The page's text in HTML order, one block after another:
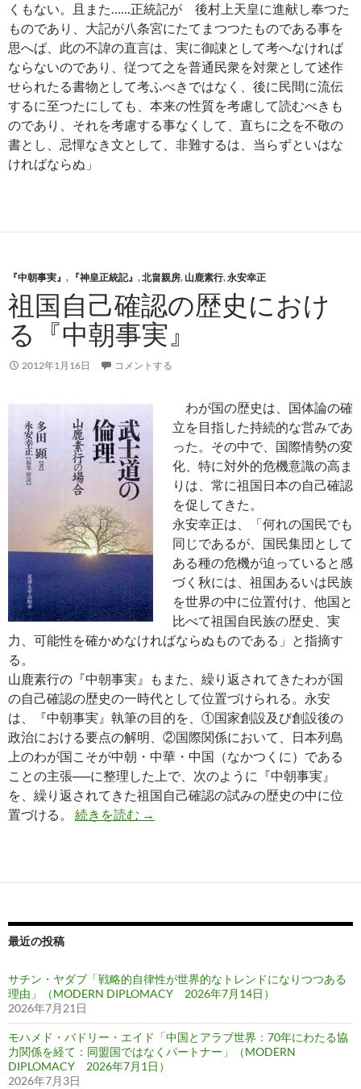
くもない。且また……正統記が 後村上天皇に進献し奉つた
ものであり、大記が八条宮にたてまつつたものである事を
思へば、此の不諱の直言は、実に御諌として考へなければ
ならないのであり、従つて之を普通民衆を対衆として述作
せられたる書物として考ふべきではなく、後に民間に流伝
するに至つたにしても、本来の性質を考慮して読むべきも
のであり、それを考慮する事なくして、直ちに之を不敬の
書とし、忌憚なき文として、非難するは、当らずといはな
ければならぬ」
『中朝事実』 , 『神皇正統記』 ,北畠親房, 山鹿素行,永安幸正
祖国自己確認の歴史におけ
る『中朝事実』
2012年1月16日 コメントする
わが国の歴史は、国体論の確
立を目指した持続的な営みであ
った。その中で、国際情勢の変
化、特に対外的危機意識の高ま
りは、常に祖国日本の自己確認
を促してきた。
永安幸正は、「何れの国民でも
同じであるが、国民集団として
ある種の危機が迫っていると感
づく秋には、祖国あるいは民族
を世界の中に位置付け、他国と
比べて祖国自民族の歴史、実
力、可能性を確かめなければならぬものである」と指摘す
る。
山鹿素行の『中朝事実』もまた、繰り返されてきたわが国
の自己確認の歴史の一時代として位置づけられる。永安
は、『中朝事実』執筆の目的を、①国家創設及び創設後の
政治における要点の解明、②国際関係において、日本列島
上のわが国こそが中朝・中華・中国（なかつくに）である
ことの主張──に整理した上で、次のように『中朝事実』
を、繰り返されてきた祖国自己確認の試みの歴史の中に位
置づける。 続きを読む 祖国自己確認の歴史における『中朝
→
最近の投稿
サチン・ヤダブ「戦略的自律性が世界的なトレンドになりつつある
理由」（MODERN DIPLOMACY 2026年7月14日）
2026年7月21日
モハメド・バドリー・エイド「中国とアラブ世界：70年にわたる協
力関係を経て：同盟国ではなくパートナー」（MODERN
DIPLOMACY 2026年7月1日）
2026年7月3日